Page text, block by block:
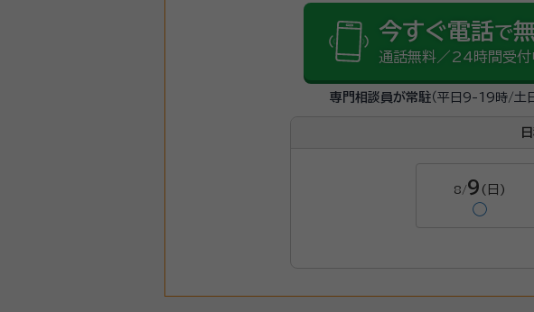
今すぐ電話で
通話無料／24時間受付
専門相談員が常駐（平日9-19時/土
8/9 (日)
◯